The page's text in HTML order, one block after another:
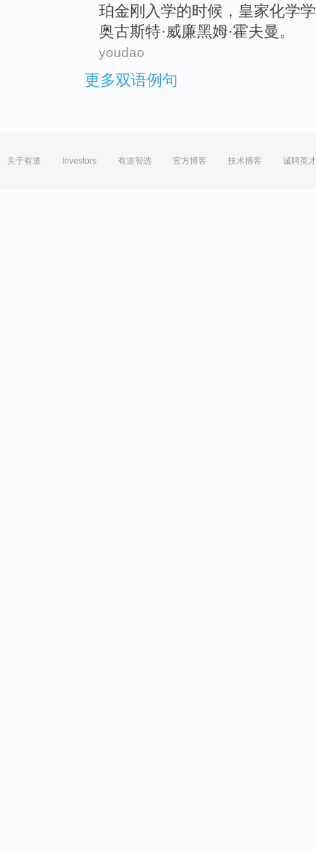
珀金刚 入学的时候 ， 皇家化学
奥古斯特·威廉黑姆·霍夫曼 。
youdao
更多双语例句
关于有道 Investors 有道智选 官方博客 技术博客 诚聘英才